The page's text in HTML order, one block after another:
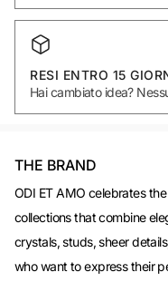
RESI ENTRO 15
Hai cambiato idea?
THE BRAND
ODI ET AMO celebrates
collections that combine
crystals, studs, sheer
who want to express their